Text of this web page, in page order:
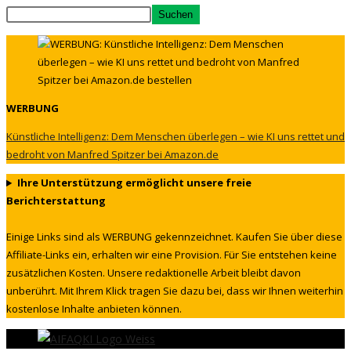
Suchen
WERBUNG
Künstliche Intelligenz: Dem Menschen überlegen – wie KI uns rettet und
bedroht von Manfred Spitzer bei Amazon.de
Ihre Unterstützung ermöglicht unsere freie
Berichterstattung
Einige Links sind als WERBUNG gekennzeichnet. Kaufen Sie über diese
Affiliate-Links ein, erhalten wir eine Provision. Für Sie entstehen keine
zusätzlichen Kosten. Unsere redaktionelle Arbeit bleibt davon
unberührt. Mit Ihrem Klick tragen Sie dazu bei, dass wir Ihnen weiterhin
kostenlose Inhalte anbieten können.